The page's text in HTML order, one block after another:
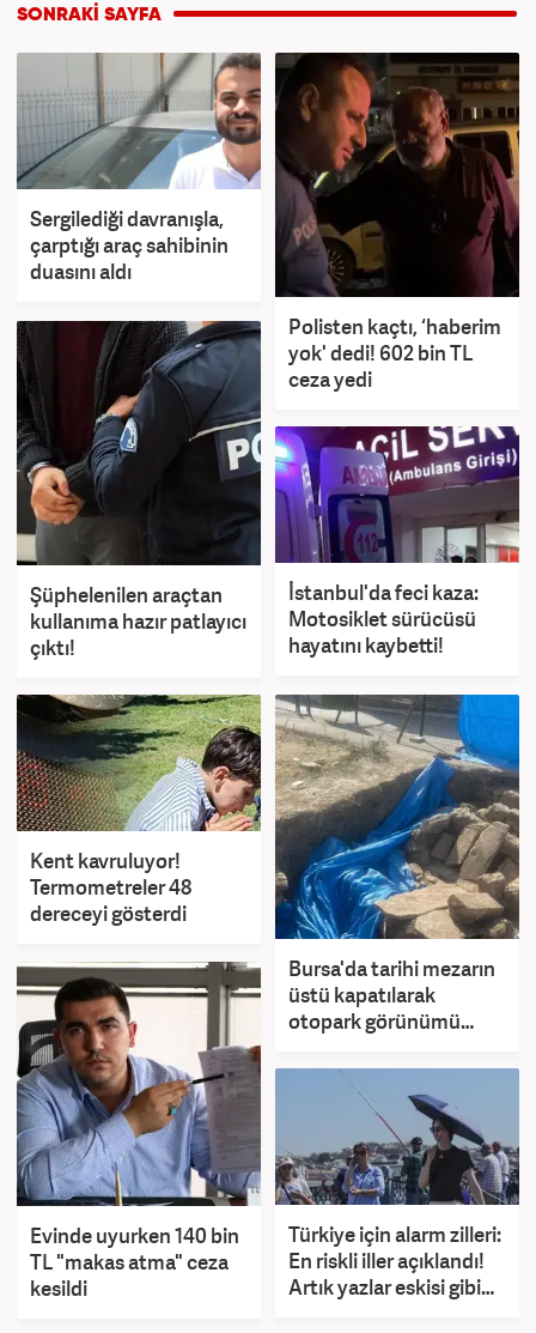
Sergilediği davranışla,
çarptığı araç sahibinin
duasını aldı
Polisten kaçtı, ‘haberim
yok' dedi! 602 bin TL
ceza yedi
Şüphelenilen araçtan
kullanıma hazır patlayıcı
çıktı!
İstanbul'da feci kaza:
Motosiklet sürücüsü
hayatını kaybetti!
Kent kavruluyor!
Termometreler 48
dereceyi gösterdi
Bursa'da tarihi mezarın
üstü kapatılarak
otopark görünümü
Evinde uyurken 140 bin
TL "makas atma" ceza
kesildi
Türkiye için alarm zilleri:
En riskli iller açıklandı!
Artık yazlar eskisi gibi